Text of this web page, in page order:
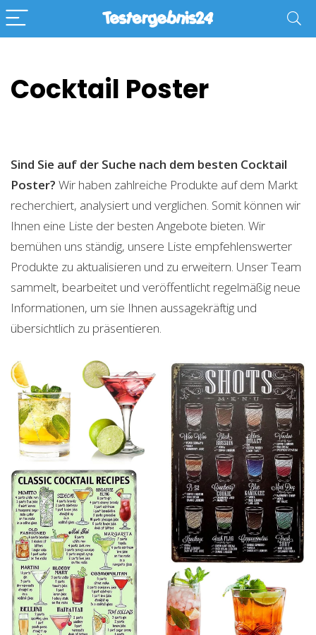
Cocktail Poster
Sind Sie auf der Suche nach dem besten Cocktail
Poster? Wir haben zahlreiche Produkte auf dem Markt
recherchiert, analysiert und verglichen. Somit können wir
Ihnen eine Liste der besten Angebote bieten. Wir
bemühen uns ständig, unsere Liste empfehlenswerter
Produkte zu aktualisieren und zu erweitern. Unser Team
sammelt, bearbeitet und veröffentlicht regelmäßig neue
Informationen, um sie Ihnen aussagekräftig und
übersichtlich zu präsentieren.